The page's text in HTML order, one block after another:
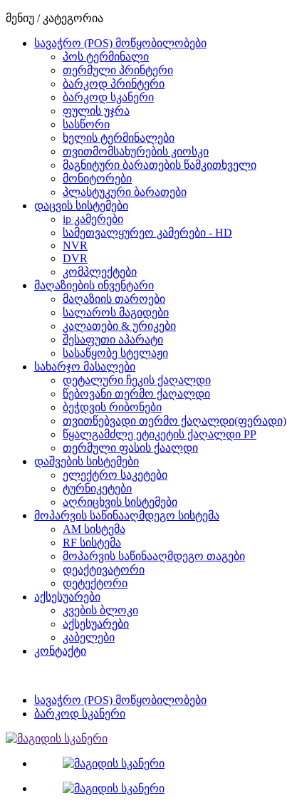
მენიუ / კატეგორია
სავაჭრო (POS) მოწყობილობები
პოს ტერმინალი
თერმული პრინტერი
ბარკოდ პრინტერი
ბარკოდ სკანერი
ფულის უჯრა
სასწორი
ხელის ტერმინალები
თვითმომსახურების კიოსკი
მაგნიტური ბარათების წამკითხველი
მონიტორები
პლასტუკური ბარათები
დაცვის სისტემები
ip კამერები
სამეთვალყურეო კამერები - HD
NVR
DVR
კომპლექტები
მაღაზიების ინვენტარი
მაღაზიის თაროები
სალაროს მაგიდები
კალათები & ურიკები
შესაფუთი აპარატი
სასაწყობე სტელაჟი
სახარჯო მასალები
დეტალური ჩეკის ქაღალდი
წებოვანი თერმო ქაღალდი
ბეჭდვის რიბონები
თვითწებვადი თერმო ქაღალდი(ფერადი)
წყალგამძლე ეტიკეტის ქაღალდი PP
თერმული ფასის ქაალდი
დაშვების სისტემები
ელექტრო საკეტები
ტურნიკეტები
აღრიცხვის სისტემები
მოპარვის საწინააღმდეგო სისტემა
AM სისტემა
RF სისტემა
მოპარვის საწინააღმდეგო თაგები
დეაქტივატორი
დეტექტორი
აქსესუარები
კვების ბლოკი
აქსესუარები
კაბელები
კონტაქტი
სავაჭრო (POS) მოწყობილობები
ბარკოდ სკანერი